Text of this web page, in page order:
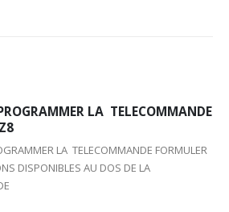
LA TELECOMMANDE
LA TELECOMMANDE FORMULER
DISPONIBLES AU DOS DE LA